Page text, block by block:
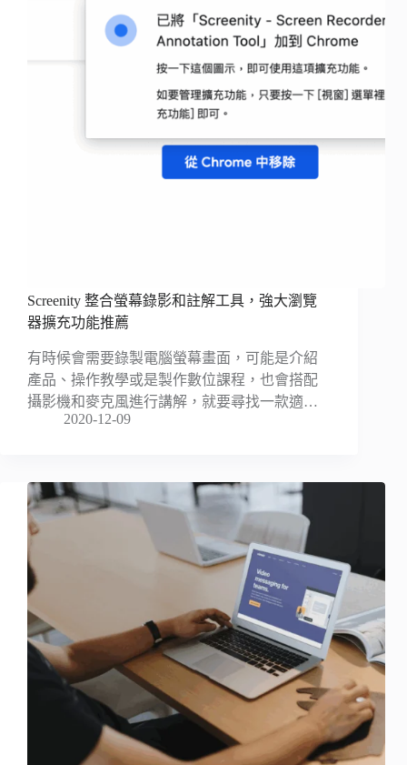
Screenity 整合螢幕錄影和註解工具，強大瀏覽
器擴充功能推薦
有時候會需要錄製電腦螢幕畫面，可能是介紹
產品、操作教學或是製作數位課程，也會搭配
攝影機和麥克風進行講解，就要尋找一款適…
2020-12-09